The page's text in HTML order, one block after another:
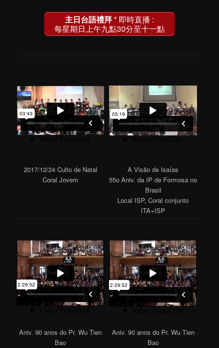
主日台語禮拜* 即時直播 :
每星期日上午九點30分至十一點
2017/12/24 Culto de Natal
Coral Jovem
A Visão de Isaías
55o Aniv. da IP de Formosa no
Brasil
Local ISP, Coral conjunto
ITA+ISP
Aniv. 90 anos do Pr. Wu Tien
Bao
Aniv. 90 anos do Pr. Wu Tien
Bao